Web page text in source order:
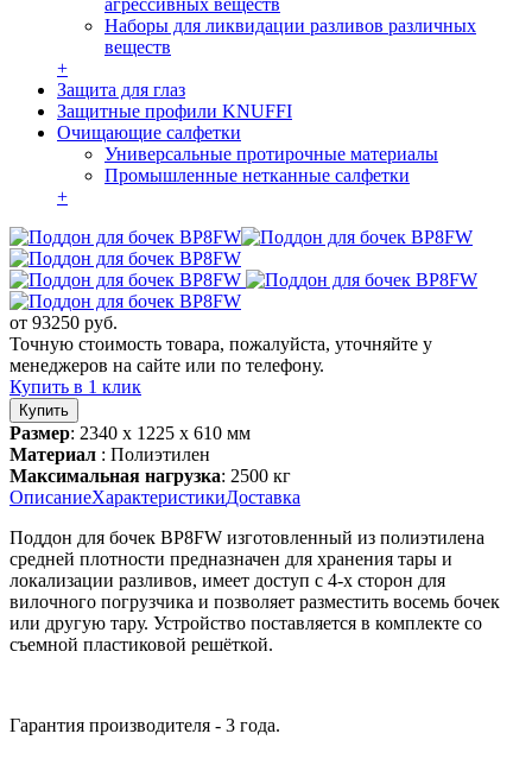
Наборы для ликвидации разливов различных
веществ
+
Защита для глаз
Защитные профили KNUFFI
Очищающие салфетки
Универсальные протирочные материалы
Промышленные нетканные салфетки
+
от 93250 руб.
Точную стоимость товара, пожалуйста, уточняйте у
менеджеров на сайте или по телефону.
Купить в 1 клик
Размер: 2340 х 1225 х 610 мм
Материал : Полиэтилен
Максимальная нагрузка: 2500 кг
ОписаниеХарактеристикиДоставка
Поддон для бочек BP8FW изготовленный из полиэтилена
средней плотности предназначен для хранения тары и
локализации разливов, имеет доступ с 4-х сторон для
вилочного погрузчика и позволяет разместить восемь бочек
или другую тару. Устройство поставляется в комплекте со
съемной пластиковой решёткой.
Гарантия производителя - 3 года.